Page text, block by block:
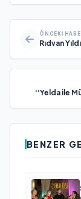
ÖNCEKI
Rıdvan
BENZER